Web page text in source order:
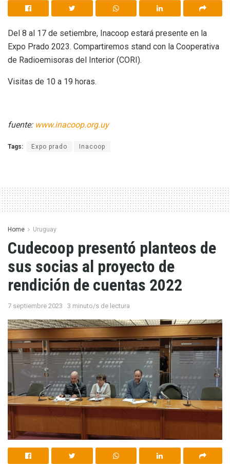
Del 8 al 17 de setiembre, Inacoop estará presente en la
Expo Prado 2023. Compartiremos stand con la Cooperativa
de Radioemisoras del Interior (CORI).
Visitas de 10 a 19 horas.
fuente: www.inacoop.org.uy
Tags: Expo prado Inacoop
Home Uruguay
Cudecoop presentó planteos de
sus socias al proyecto de
rendición de cuentas 2022
7 septiembre 2023 3 minuto/s de lectura